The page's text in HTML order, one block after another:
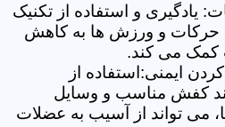
و استفاده از تکنیک
حرکات و ورزش ها به کاهش
می کند.
ایمنی:استفاده از
کفش مناسب و وسایل
می تواند از آسیب به عضلات